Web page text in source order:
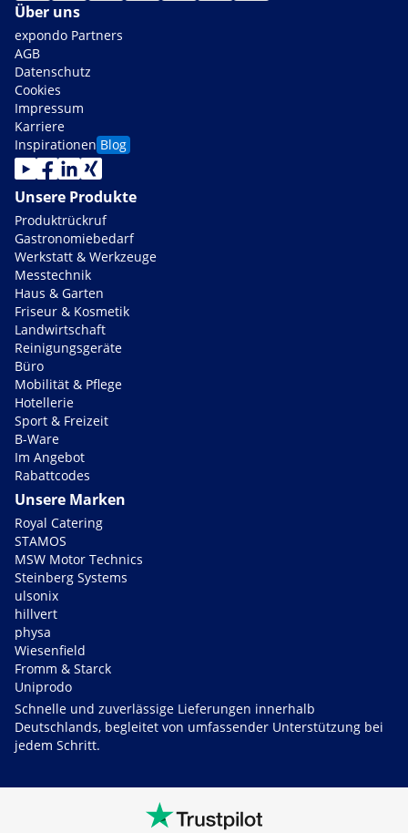
Über uns
expondo Partners
AGB
Datenschutz
Cookies
Impressum
Karriere
Inspirationen Blog
Unsere Produkte
Produktrückruf
Gastronomiebedarf
Werkstatt & Werkzeuge
Messtechnik
Haus & Garten
Friseur & Kosmetik
Landwirtschaft
Reinigungsgeräte
Büro
Mobilität & Pflege
Hotellerie
Sport & Freizeit
B-Ware
Im Angebot
Rabattcodes
Unsere Marken
Royal Catering
STAMOS
MSW Motor Technics
Steinberg Systems
ulsonix
hillvert
physa
Wiesenfield
Fromm & Starck
Uniprodo
Schnelle und zuverlässige Lieferungen innerhalb
Deutschlands, begleitet von umfassender Unterstützung bei
jedem Schritt.